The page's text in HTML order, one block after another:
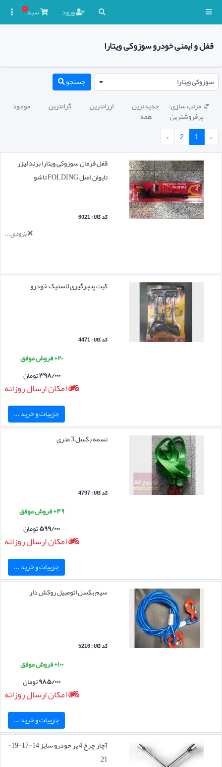
ورود سبد۰
قفل و ایمنی خودرو سوزوکی ویتارا
سوزوکی ویتارا جستجو
 مرتب سازی: جدیدترین ارزانترین گرانترین موجود
پرفروشترین
همه
‹
1
2
›
قفل فرمان سوزوکی ویتارا برند لیزر
تایوان اصل FOLDING تاشو
کد کالا : 6021
بزودی...
کیت پنچرگیری لاستیک خودرو
کد کالا : 4471
۲۰+ فروش موفق
۳۹۸/۰۰۰تومان
امکان ارسال روزانه
جزییات و خرید ...
تسمه بکسل 3 متری
کد کالا : 4797
۴۹+ فروش موفق
۵۹۹/۰۰۰تومان
امکان ارسال روزانه
جزییات و خرید ...
سیم بکسل اتومبیل روکش دار
کد کالا : 5216
۱۰۰+ فروش موفق
۹۸۵/۰۰۰تومان
امکان ارسال روزانه
جزییات و خرید ...
آچار چرخ 4 پر خودرو سایز 14-17-19-
21